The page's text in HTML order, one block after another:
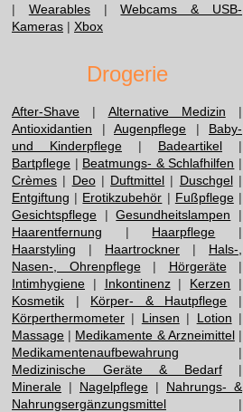
| Wearables|Webcams & USB-
Kameras | Xbox
Drogerie
After-Shave | Alternative Medizin |
Antioxidantien | Augenpflege | Baby-
und Kinderpflege | Badeartikel |
Bartpflege | Beatmungs- & Schlafhilfen |
Crèmes | Deo| Duftmittel | Duschgel|
Entgiftung | Erotikzubehör | Fußpflege|
Gesichtspflege |Gesundheitslampen |
Haarentfernung | Haarpflege |
Haarstyling | Haartrockner | Hals-,
Nasen-, Ohrenpflege| Hörgeräte|
Intimhygiene | Inkontinenz| Kerzen |
Kosmetik | Körper- & Hautpflege |
Körperthermometer | Linsen | Lotion |
Massage | Medikamente & Arzneimittel|
Medikamentenaufbewahrung |
Medizinische Geräte & Bedarf|
Minerale | Nagelpflege | Nahrungs- &
Nahrungsergänzungsmittel |